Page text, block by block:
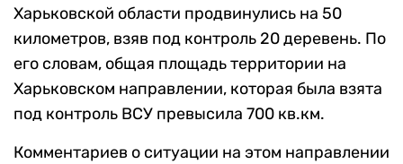
Харьковской области продвинулись на 50
километров, взяв под контроль 20 деревень. По
его словам, общая площадь территории на
Харьковском направлении, которая была взята
под контроль ВСУ превысила 700 кв.км.
Комментариев о ситуации на этом направлении